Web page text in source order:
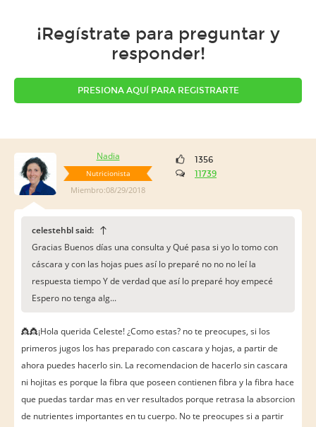
¡Regístrate para preguntar y
responder!
PRESIONA AQUÍ PARA REGISTRARTE
Nadia
Nutricionista
Miembro:08/29/2018
1356
11739
celestehbl said:
Gracias Buenos días una consulta y Qué pasa si yo lo tomo con
cáscara y con las hojas pues así lo preparé no no no leí la
respuesta tiempo Y de verdad que así lo preparé hoy empecé
Espero no tenga alg...
👸👸¡Hola querida Celeste! ¿Como estas? no te preocupes, si los
primeros jugos los has preparado con cascara y hojas, a partir de
ahora puedes hacerlo sin. La recomendacion de hacerlo sin cascara
ni hojitas es porque la fibra que poseen contienen fibra y la fibra hace
que puedas tardar mas en ver resultados porque retrasa la absorcion
de nutrientes importantes en tu cuerpo. No te preocupes si a partir